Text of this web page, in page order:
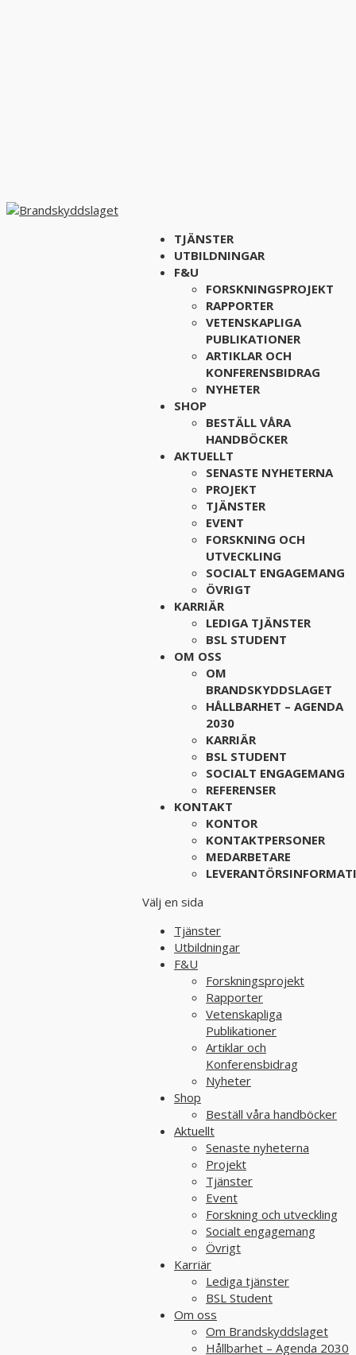
TJÄNSTER
UTBILDNINGAR
F&U
FORSKNINGSPROJEKT
RAPPORTER
VETENSKAPLIGA
PUBLIKATIONER
ARTIKLAR OCH
KONFERENSBIDRAG
NYHETER
SHOP
BESTÄLL VÅRA
HANDBÖCKER
AKTUELLT
SENASTE NYHETERNA
PROJEKT
TJÄNSTER
EVENT
FORSKNING OCH
UTVECKLING
SOCIALT ENGAGEMANG
ÖVRIGT
KARRIÄR
LEDIGA TJÄNSTER
BSL STUDENT
OM OSS
OM
BRANDSKYDDSLAGET
HÅLLBARHET – AGENDA
2030
KARRIÄR
BSL STUDENT
SOCIALT ENGAGEMANG
REFERENSER
KONTAKT
KONTOR
KONTAKTPERSONER
MEDARBETARE
Välj en sida
Tjänster
Utbildningar
F&U
Forskningsprojekt
Rapporter
Vetenskapliga
Publikationer
Artiklar och
Konferensbidrag
Nyheter
Shop
Beställ våra handböcker
Aktuellt
Senaste nyheterna
Projekt
Tjänster
Event
Forskning och utveckling
Socialt engagemang
Övrigt
Karriär
Lediga tjänster
BSL Student
Om oss
Om Brandskyddslaget
Hållbarhet – Agenda 2030